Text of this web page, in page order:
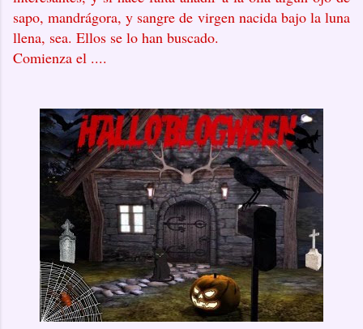
sapo, mandrágora, y sangre de virgen nacida bajo la luna
llena, sea. Ellos se lo han buscado.
Comienza el ....